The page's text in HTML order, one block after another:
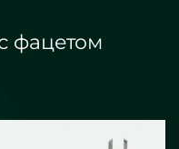
фацетом